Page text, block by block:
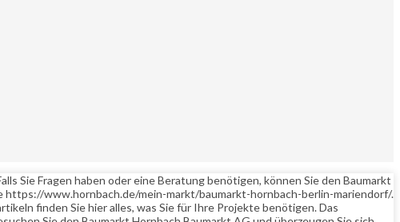
Sie Fragen haben oder eine Beratung benötigen, können Sie den Baumarkt
www.hornbach.de/mein-markt/baumarkt-hornbach-berlin-mariendorf/.
finden Sie hier alles, was Sie für Ihre Projekte benötigen. Das